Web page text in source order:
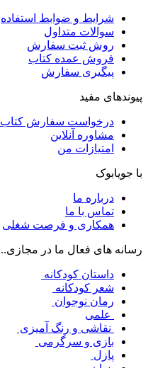
شرایط و ضوابط استفاده
سوالات متداول
روش ثبت سفارش
فروش عمده کتاب
پیگیری سفارش
پیوندهای مفید
درخواست سفارش کتاب
مشاوره آنلاین
امتیازات من
با جویابوک
درباره ما
تماس با ما
همکاری و فرصت شغلی
رسانه های فعال ما در مجازی..
داستان کودکانه
شعر کودکانه
رمان نوجوان
علمی
نقاشی و رنگ آمیزی
بازی و سرگرمی
پازل